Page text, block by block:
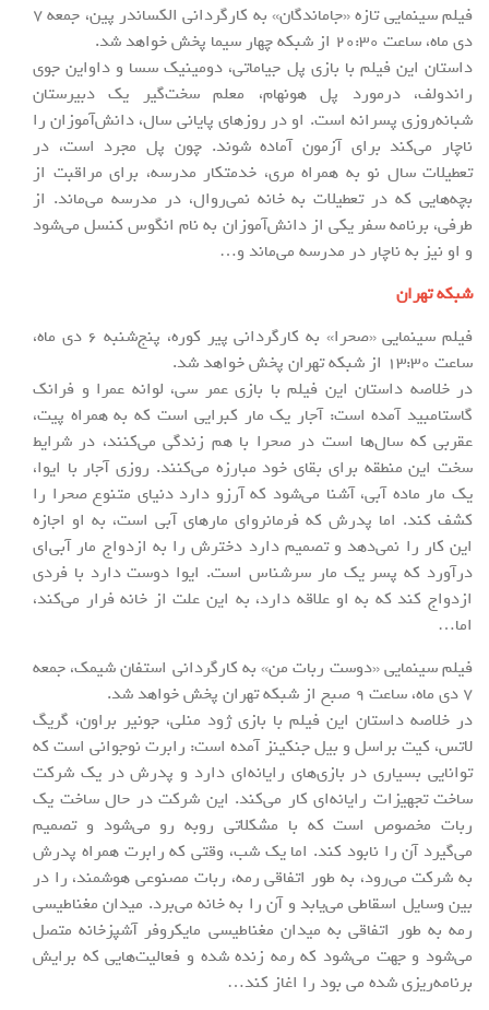
فیلم سینمایی تازه «جاماندگان» به کارگردانی الکساندر پین، جمعه 7
دی ماه، ساعت 20:30 از شبکه چهار سیما پخش خواهد شد.
داستان این فیلم با بازی پل جیاماتی، دومینیک سسا و داواین جوی
راندولف، درمورد پل هونهام، معلم سخت‌گیر یک دبیرستان
شبانه‌روزی پسرانه است. او در روزهای پایانی سال، دانش‌آموزان را
ناچار می‌کند برای آزمون آماده شوند. چون پل مجرد است، در
تعطیلات سال نو به همراه مری، خدمتکار مدرسه، برای مراقبت از
بچه‌هایی که در تعطیلات به خانه نمی‌روال، در مدرسه می‌ماند. از
طرفی، برنامه سفر یکی از دانش‌آموزان به نام انگوس کنسل می‌شود
و او نیز به ناچار در مدرسه می‌ماند و…
شبکه تهران
فیلم سینمایی «صحرا» به کارگردانی پیر کوره، پنج‌شنبه 6 دی ماه،
ساعت 13:30 از شبکه تهران پخش خواهد شد.
در خلاصه داستان این فیلم با بازی عمر سی، لوانه عمرا و فرانک
گاستامبید آمده است: آجار یک مار کبرایی است که به همراه پیت،
عقربی که سال‌ها است در صحرا با هم زندگی می‌کنند، در شرایط
سخت این منطقه برای بقای خود مبارزه می‌کنند. روزی آجار با ایوا،
یک مار ماده آبی، آشنا می‌شود که آرزو دارد دنیای متنوع صحرا را
کشف کند. اما پدرش که فرمانروای مارهای آبی است، به او اجازه
این کار را نمی‌دهد و تصمیم دارد دخترش را به ازدواج مار آبی‌ای
درآورد که پسر یک مار سرشناس است. ایوا دوست دارد با فردی
ازدواج کند که به او علاقه دارد، به این علت از خانه فرار می‌کند،
اما…
فیلم سینمایی «دوست ربات من» به کارگردانی استفان شیمک، جمعه
7 دی ماه، ساعت 9 صبح از شبکه تهران پخش خواهد شد.
در خلاصه داستان این فیلم با بازی ژود منلی، جونیر براون، گریگ
لاتس، کیت براسل و بیل جنکینز آمده است: رابرت نوجوانی است که
توانایی بسیاری در بازی‌های رایانه‌ای دارد و پدرش در یک شرکت
ساخت تجهیزات رایانه‌ای کار می‌کند. این شرکت در حال ساخت یک
ربات مخصوص است که با مشکلاتی روبه رو می‌شود و تصمیم
می‌گیرد آن را نابود کند. اما یک شب، وقتی که رابرت همراه پدرش
به شرکت می‌رود، به طور اتفاقی رمه، ربات مصنوعی هوشمند، را در
بین وسایل اسقاطی می‌یابد و آن را به خانه می‌برد. میدان مغناطیسی
رمه به طور اتفاقی به میدان مغناطیسی مایکروفر آشپزخانه متصل
می‌شود و جهت می‌شود که رمه زنده شده و فعالیت‌هایی که برایش
برنامه‌ریزی شده می بود را اغاز کند…